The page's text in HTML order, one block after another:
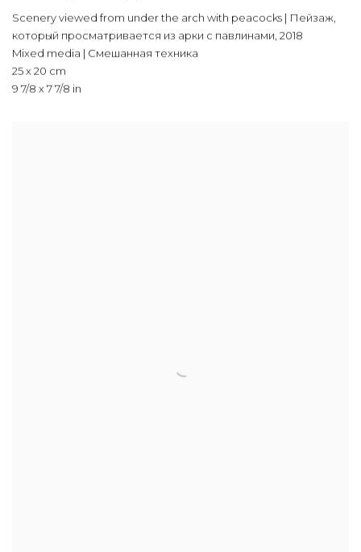
Scenery viewed from under the arch with peacocks | Пейзаж,
который просматривается из арки с павлинами, 2018
Mixed media | Смешанная техника
25 x 20 cm
9 7/8 x 7 7/8 in